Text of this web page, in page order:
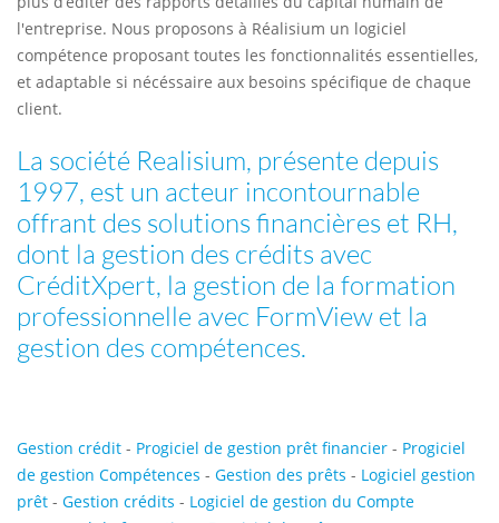
l'entreprise. Nous proposons à Réalisium un logiciel
compétence proposant toutes les fonctionnalités essentielles,
et adaptable si nécéssaire aux besoins spécifique de chaque
client.
La société Realisium, présente depuis
1997, est un acteur incontournable
offrant des solutions financières et RH,
dont la gestion des crédits avec
CréditXpert, la gestion de la formation
professionnelle avec FormView et la
gestion des compétences.
Gestion crédit - Progiciel de gestion prêt financier - Progiciel
de gestion Compétences - Gestion des prêts - Logiciel gestion
prêt - Gestion crédits - Logiciel de gestion du Compte